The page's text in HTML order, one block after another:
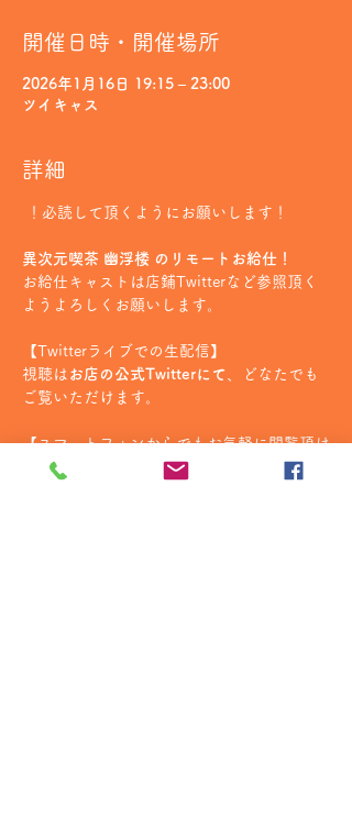
開催日時・開催場所
2026年1月16日 19:15 – 23:00
ツイキャス
詳細
！必読して頂くようにお願いします！
異次元喫茶 幽浮楼 のリモートお給仕！
お給仕キャストは店鋪Twitterなど参照頂く
ようよろしくお願いします。
【Twitterライブでの生配信】
視聴は お店の公式Twitterにて 、どなたでも
ご覧いただけます。
【スマートフォンからでもお気軽に閲覧頂け
ます！】